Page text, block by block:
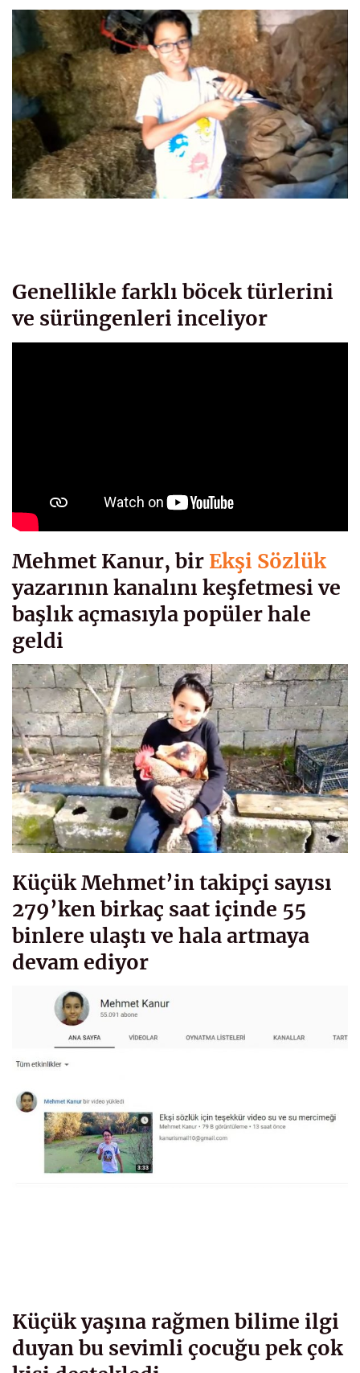
Genellikle farklı böcek türlerini
ve sürüngenleri inceliyor
Mehmet Kanur, bir Ekşi Sözlük
yazarının kanalını keşfetmesi ve
başlık açmasıyla popüler hale
geldi
Küçük Mehmet’in takipçi sayısı
279’ken birkaç saat içinde 55
binlere ulaştı ve hala artmaya
devam ediyor
Küçük yaşına rağmen bilime ilgi
duyan bu sevimli çocuğu pek çok